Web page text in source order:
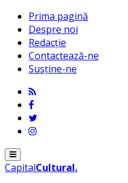
Prima pagină
Despre noi
Redacție
Contactează-ne
Susține-ne
Menu
CapitalCultural.